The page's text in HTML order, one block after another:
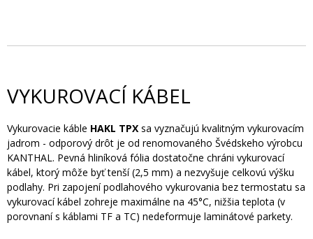
VYKUROVACÍ KÁBEL
Vykurovacie káble HAKL TPX sa vyznačujú kvalitným vykurovacím
jadrom - odporový drôt je od renomovaného Švédskeho výrobcu
KANTHAL. Pevná hliníková fólia dostatočne chráni vykurovací
kábel, ktorý môže byť tenší (2,5 mm) a nezvyšuje celkovú výšku
podlahy. Pri zapojení podlahového vykurovania bez termostatu sa
vykurovací kábel zohreje maximálne na 45°C, nižšia teplota (v
porovnaní s káblami TF a TC) nedeformuje laminátové parkety.